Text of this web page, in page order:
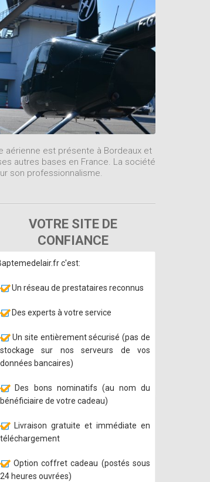
aérienne est présente à Bordeaux et
autres bases en France. La société
son professionnalisme.
VOTRE SITE DE
CONFIANCE
c'est:
Un réseau de prestataires reconnus
Des experts à votre service
Un site entièrement sécurisé (pas de
stockage sur nos serveurs de vos
données bancaires)
Des bons nominatifs (au nom du
bénéficiaire de votre cadeau)
Livraison gratuite et immédiate en
téléchargement
Option coffret cadeau (postés sous
24 heures ouvrées)